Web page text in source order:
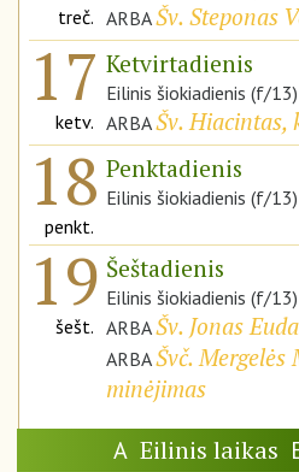
treč. ARBAŠv. Steponas
17
ketv.
Ketvirtadienis
Eilinis šiokiadienis (f/13)
ARBAŠv. Hiacintas,
18
penkt.
Penktadienis
Eilinis šiokiadienis (f/13)
19
šešt.
Šeštadienis
Eilinis šiokiadienis (f/13)
ARBAŠv. Jonas
ARBAŠvč.
minėjimas
A Eilinis laikas